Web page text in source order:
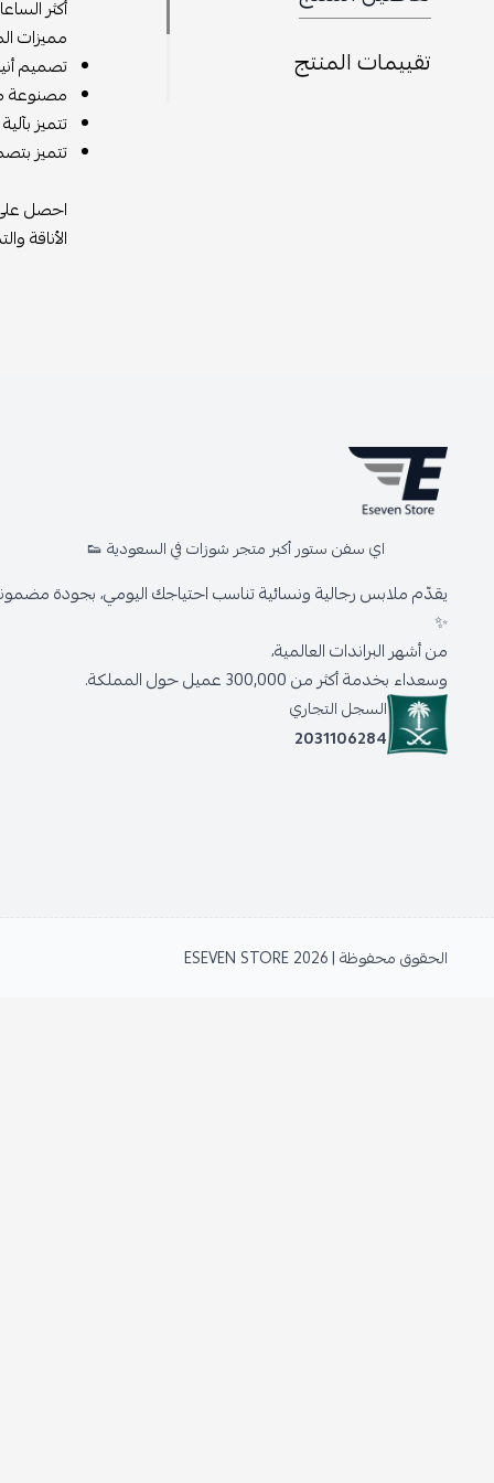
تقييمات المنتج
أكثر
مميزات
تصميم
مصنوعة
تتميز
تتميز
احصل على
الأناقة
اي سفن ستور أكبر متجر شوزات في السعودية 👟
يقدّم ملابس رجالية ونسائية تناسب احتياجك اليومي، بجودة
✨
من أشهر البراندات العالمية،
وسعداء بخدمة أكثر من 300,000 عميل حول المملكة.
السجل التجاري
2031106284
الحقوق محفوظة | 2026 ESEVEN STORE